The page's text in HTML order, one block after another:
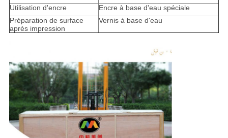
Utilisation d'encre
Encre à base d'eau spéciale
Préparation de surface
après impression
Vernis à base d'eau